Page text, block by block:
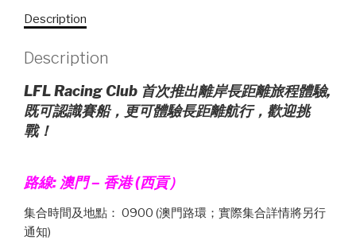
Description
Description
LFL Racing Club 首次推出離岸長距離旅程體驗,
既可認識賽船，更可體驗長距離航行，歡迎挑
戰！
路線: 澳門– 香港 (西貢）
集合時間及地點： 0900 (澳門路環；實際集合詳情將另行
通知)